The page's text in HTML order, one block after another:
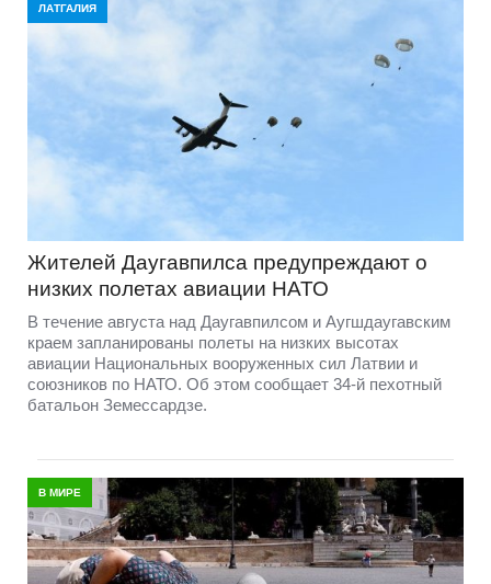
ЛАТГАЛИЯ
Жителей Даугавпилса предупреждают о
низких полетах авиации НАТО
В течение августа над Даугавпилсом и Аугшдаугавским
краем запланированы полеты на низких высотах
авиации Национальных вооруженных сил Латвии и
союзников по НАТО. Об этом сообщает 34-й пехотный
батальон Земессардзе.
В МИРЕ